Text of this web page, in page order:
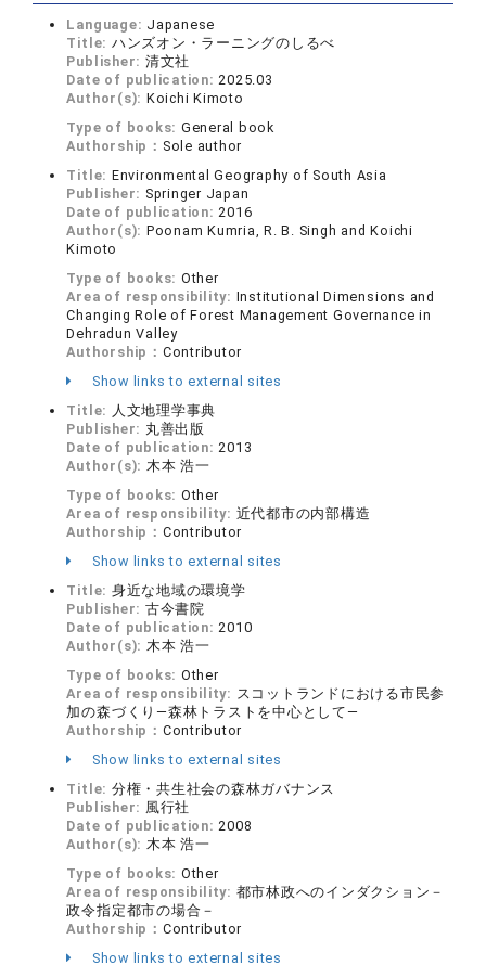
Language: Japanese
Title: ハンズオン・ラーニングのしるべ
Publisher: 清文社
Date of publication:2025.03
Author(s): Koichi Kimoto
Type of books: General book
Authorship： Sole author
Title: Environmental Geography of South Asia
Publisher: Springer Japan
Date of publication:2016
Author(s): Poonam Kumria, R. B. Singh and Koichi
Kimoto
Type of books: Other
Area of responsibility: Institutional Dimensions and
Changing Role of Forest Management Governance in
Dehradun Valley
Authorship： Contributor
Show links to external sites
Title: 人文地理学事典
Publisher: 丸善出版
Date of publication:2013
Author(s): 木本 浩一
Type of books: Other
Area of responsibility: 近代都市の内部構造
Authorship： Contributor
Show links to external sites
Title: 身近な地域の環境学
Publisher: 古今書院
Date of publication:2010
Author(s): 木本 浩一
Type of books: Other
Area of responsibility: スコットランドにおける市民参
加の森づくり―森林トラストを中心として―
Authorship： Contributor
Show links to external sites
Title: 分権・共生社会の森林ガバナンス
Publisher: 風行社
Date of publication:2008
Author(s): 木本 浩一
Type of books: Other
Area of responsibility: 都市林政へのインダクション－
政令指定都市の場合－
Authorship： Contributor
Show links to external sites